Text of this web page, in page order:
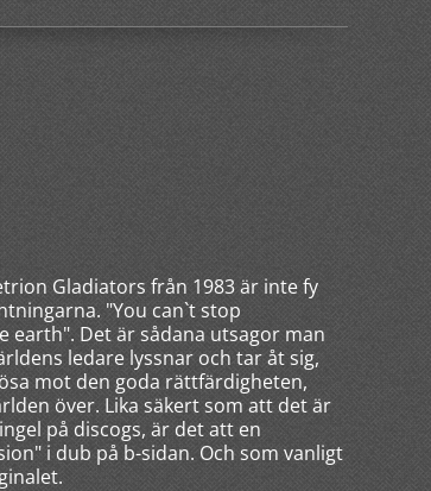
Gladiators från 1983 är inte fy
"You can`t stop
earth". Det är sådana utsagor man
ledare lyssnar och tar åt sig,
mot den goda rättfärdigheten,
över. Lika säkert som att det är
på discogs, är det att en
i dub på b-sidan. Och som vanligt